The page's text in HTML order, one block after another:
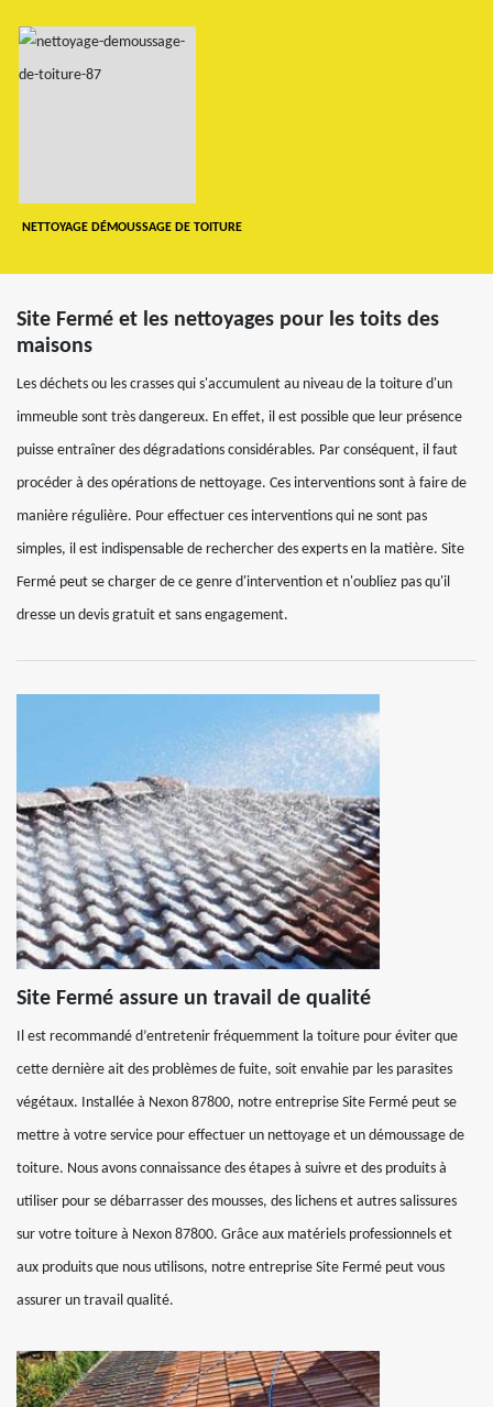
NETTOYAGE DÉMOUSSAGE DE TOITURE
Site Fermé et les nettoyages pour les toits des
maisons
Les déchets ou les crasses qui s'accumulent au niveau de la toiture d'un
immeuble sont très dangereux. En effet, il est possible que leur présence
puisse entraîner des dégradations considérables. Par conséquent, il faut
procéder à des opérations de nettoyage. Ces interventions sont à faire de
manière régulière. Pour effectuer ces interventions qui ne sont pas
simples, il est indispensable de rechercher des experts en la matière. Site
Fermé peut se charger de ce genre d'intervention et n'oubliez pas qu'il
dresse un devis gratuit et sans engagement.
Site Fermé assure un travail de qualité
Il est recommandé d’entretenir fréquemment la toiture pour éviter que
cette dernière ait des problèmes de fuite, soit envahie par les parasites
végétaux. Installée à Nexon 87800, notre entreprise Site Fermé peut se
mettre à votre service pour effectuer un nettoyage et un démoussage de
toiture. Nous avons connaissance des étapes à suivre et des produits à
utiliser pour se débarrasser des mousses, des lichens et autres salissures
sur votre toiture à Nexon 87800. Grâce aux matériels professionnels et
aux produits que nous utilisons, notre entreprise Site Fermé peut vous
assurer un travail qualité.